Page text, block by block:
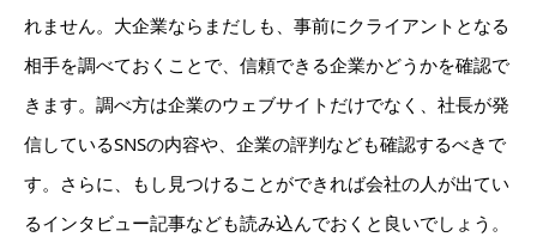
れません。大企業ならまだしも、事前にクライアントとなる
相手を調べておくことで、信頼できる企業かどうかを確認で
きます。調べ方は企業のウェブサイトだけでなく、社長が発
信しているSNSの内容や、企業の評判なども確認するべきで
す。さらに、もし見つけることができれば会社の人が出てい
るインタビュー記事なども読み込んでおくと良いでしょう。